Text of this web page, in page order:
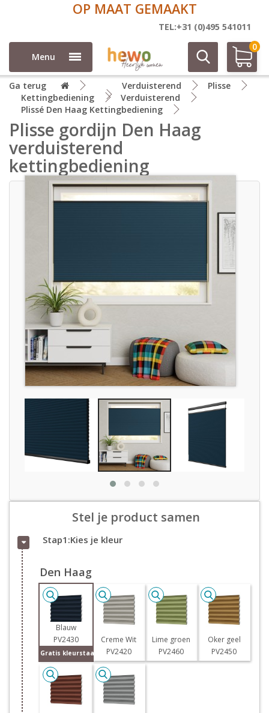
OP MAAT GEMAAKT
TEL:+31 (0)495 541011
Menu
0
Ga terug Verduisterend
Plisse
Kettingbediening
Verduisterend
Plissé Den Haag Kettingbediening
Plisse gordijn Den Haag
verduisterend
kettingbediening
Stel je product samen
Stap1:Kies je kleur
Den Haag
Blauw
PV2430
Gratis kleurstaal
Creme Wit
PV2420
Lime groen
PV2460
Oker geel
PV2450